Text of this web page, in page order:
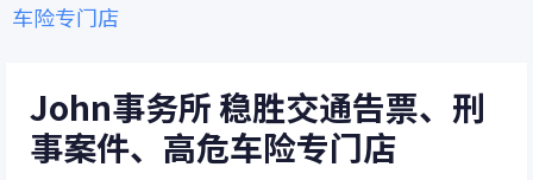
车险专门店
John事务所 稳胜交通告票、刑
事案件、高危车险专门店